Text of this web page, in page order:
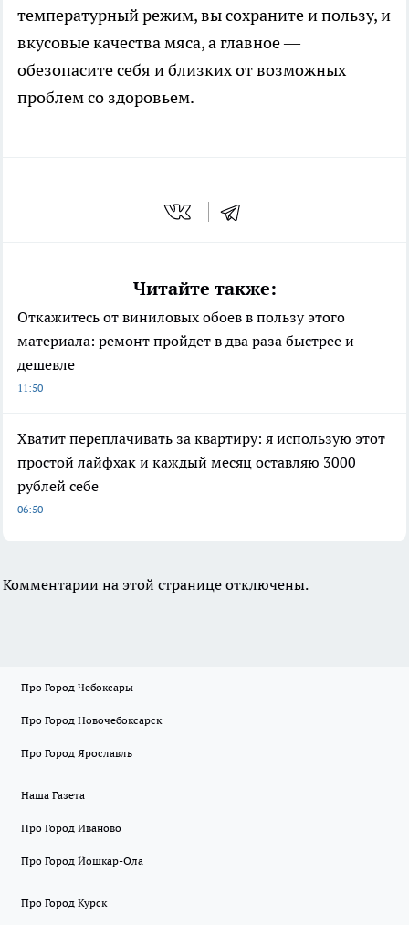
температурный режим, вы сохраните и пользу, и
вкусовые качества мяса, а главное —
обезопасите себя и близких от возможных
проблем со здоровьем.
Читайте также:
Откажитесь от виниловых обоев в пользу этого
материала: ремонт пройдет в два раза быстрее и
дешевле
11:50
Хватит переплачивать за квартиру: я использую этот
простой лайфхак и каждый месяц оставляю 3000
рублей себе
06:50
Комментарии на этой странице отключены.
Про Город Чебоксары
Про Город Новочебоксарск
Про Город Ярославль
Наша Газета
Про Город Иваново
Про Город Йошкар-Ола
Про Город Курск